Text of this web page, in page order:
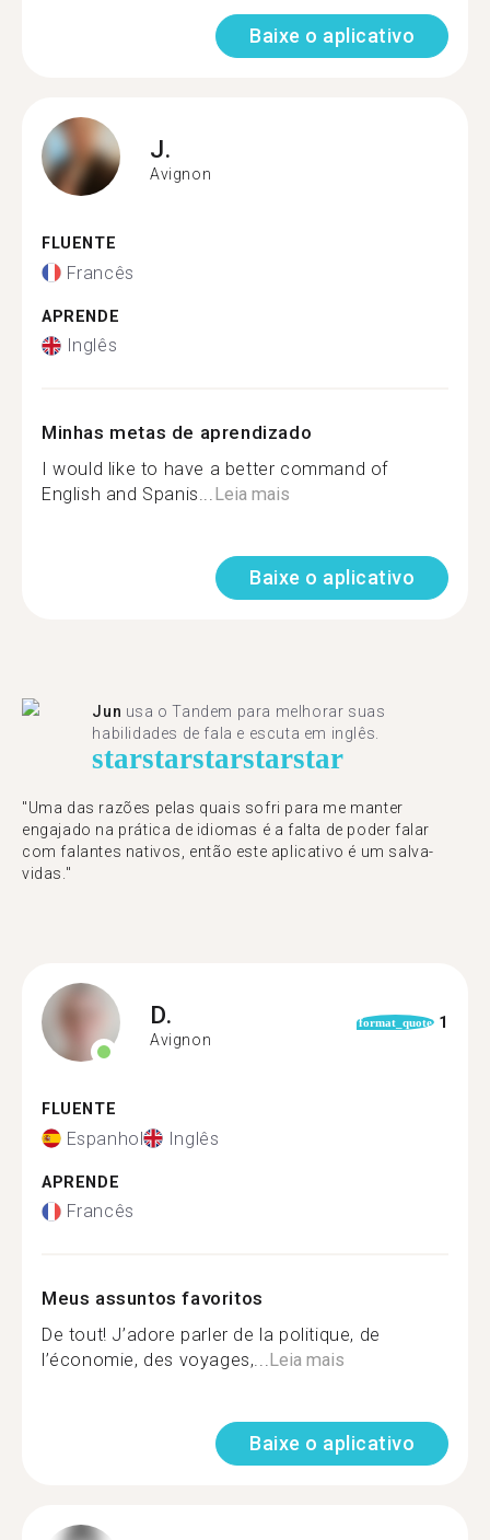
Baixe o aplicativo
J.
Avignon
FLUENTE
Francês
APRENDE
Inglês
Minhas metas de aprendizado
I would like to have a better command of
English and Spanis...Leia mais
Baixe o aplicativo
Jun usa o Tandem para melhorar suas
habilidades de fala e escuta em inglês.
starstarstarstarstar
"Uma das razões pelas quais sofri para me manter
engajado na prática de idiomas é a falta de poder falar
com falantes nativos, então este aplicativo é um salva-
vidas."
D.
Avignon
format_quote 1
FLUENTE
Espanhol Inglês
APRENDE
Francês
Meus assuntos favoritos
De tout! J’adore parler de la politique, de
l’économie, des voyages,...Leia mais
Baixe o aplicativo